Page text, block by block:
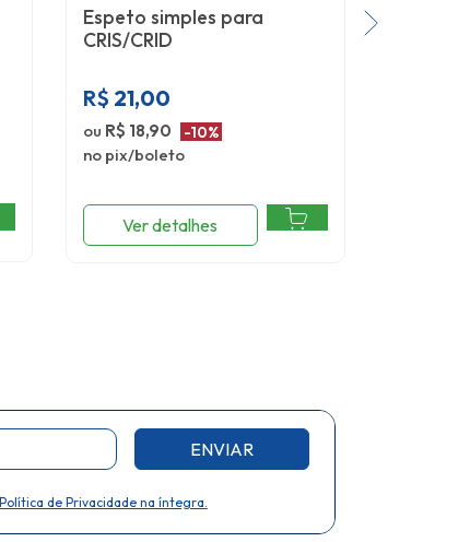
Espeto simples para
CRIS/CRID
R$ 21,00
ou R$ 18,90 -10%
no pix/boleto
Ver detalhes
ENVIAR
de Privacidade na íntegra.